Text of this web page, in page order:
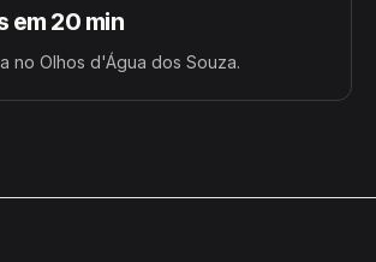
em 20 min
no Olhos d'Água dos Souza.